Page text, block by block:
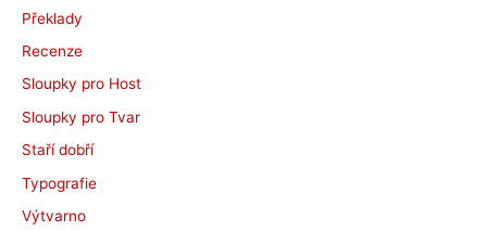
Překlady
Recenze
Sloupky pro Host
Sloupky pro Tvar
Staří dobří
Typografie
Výtvarno